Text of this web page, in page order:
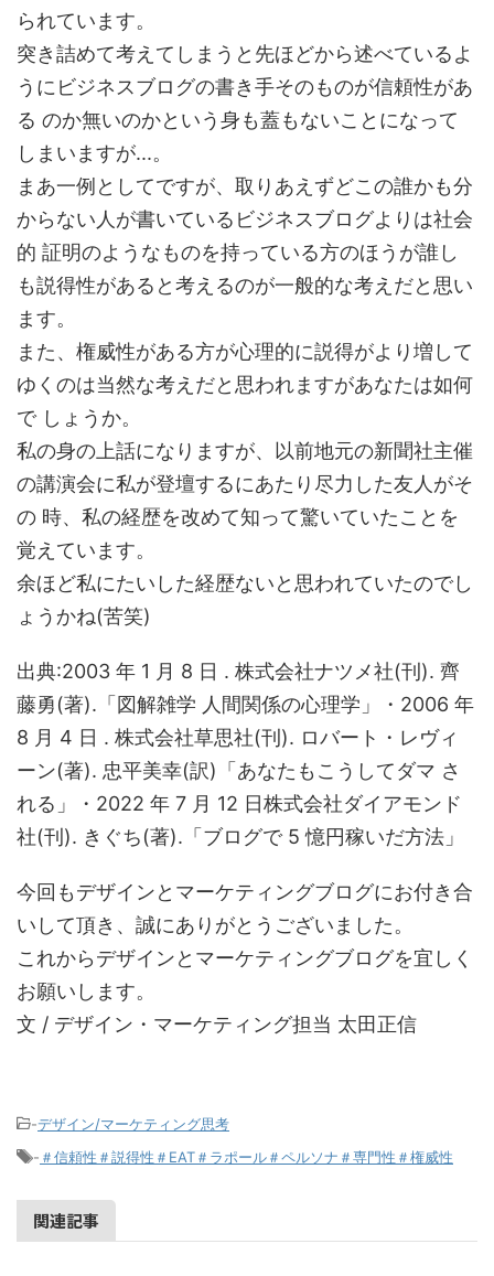
られています。
突き詰めて考えてしまうと先ほどから述べているよ
うにビジネスブログの書き手そのものが信頼性があ
る のか無いのかという身も蓋もないことになって
しまいますが...。
まあ一例としてですが、取りあえずどこの誰かも分
からない人が書いているビジネスブログよりは社会
的 証明のようなものを持っている方のほうが誰し
も説得性があると考えるのが一般的な考えだと思い
ます。
また、権威性がある方が心理的に説得がより増して
ゆくのは当然な考えだと思われますがあなたは如何
で しょうか。
私の身の上話になりますが、以前地元の新聞社主催
の講演会に私が登壇するにあたり尽力した友人がそ
の 時、私の経歴を改めて知って驚いていたことを
覚えています。
余ほど私にたいした経歴ないと思われていたのでし
ょうかね(苦笑)
出典:2003 年 1 月 8 日 . 株式会社ナツメ社(刊). 齊
藤勇(著).「図解雑学 人間関係の心理学」・2006 年
8 月 4 日 . 株式会社草思社(刊). ロバート・レヴィ
ーン(著). 忠平美幸(訳)「あなたもこうしてダマ さ
れる」・2022 年 7 月 12 日株式会社ダイアモンド
社(刊). きぐち(著).「ブログで 5 憶円稼いだ方法」
今回もデザインとマーケティングブログにお付き合
いして頂き、誠にありがとうございました。
これからデザインとマーケティングブログを宜しく
お願いします。
文 / デザイン・マーケティング担当 太田正信
-デザイン/マーケティング思考
- ＃信頼性＃説得性＃EAT＃ラポール＃ペルソナ＃専門性＃権威性
関連記事